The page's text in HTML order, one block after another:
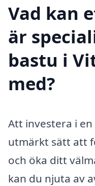
Vad kan
är
bastu i
med?
Att investera i
utmärkt sätt att
och öka ditt
kan du njuta av